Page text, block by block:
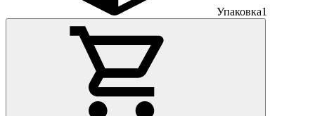
Упаковка1